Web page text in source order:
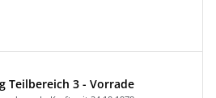
Teilbereich 3 - Vorrade